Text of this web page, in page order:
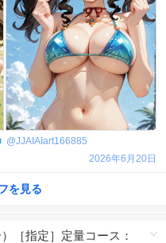
@JJAIAIart166885
2026年6月20日
を見る
［指定］定量コース：